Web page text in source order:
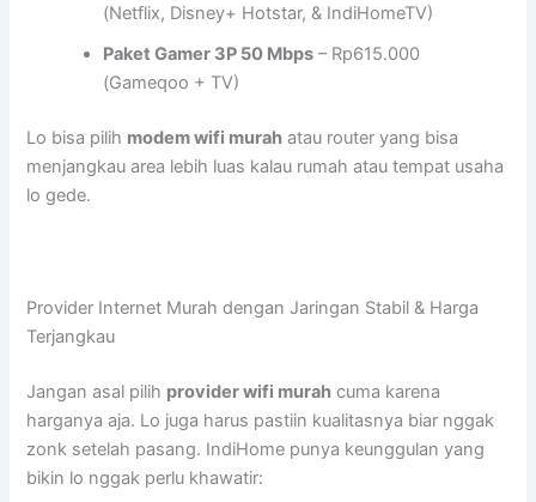
(Netflix, Disney+ Hotstar, & IndiHomeTV)
Paket Gamer 3P 50 Mbps – Rp615.000
(Gameqoo + TV)
Lo bisa pilih modem wifi murah atau router yang bisa
menjangkau area lebih luas kalau rumah atau tempat usaha
lo gede.
Provider Internet Murah dengan Jaringan Stabil & Harga
Terjangkau
Jangan asal pilih provider wifi murah cuma karena
harganya aja. Lo juga harus pastiin kualitasnya biar nggak
zonk setelah pasang. IndiHome punya keunggulan yang
bikin lo nggak perlu khawatir: